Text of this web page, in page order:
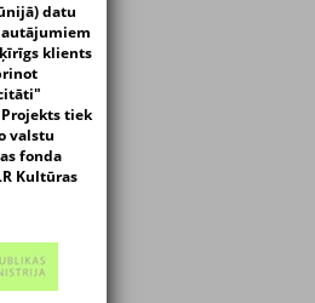
datu
klients
tiek
valstu
fonda
Kultūras